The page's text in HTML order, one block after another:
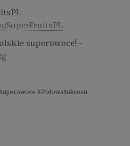
SuperFruitsPL
superowoce! -
#PołowaSukcesu